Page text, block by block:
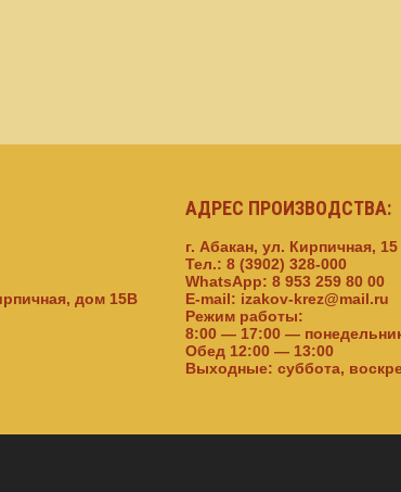
дом 15В
АДРЕС ПРОИЗВОДСТВА:
г. Абакан, ул. Кирпичная,
Тел.: 8 (3902) 328-000
WhatsApp: 8 953 259 80 00
E-mail: izakov-krez@mail.ru
Режим работы:
8:00 — 17:00 —
Обед 12:00 — 13:00
Выходные: суббота,